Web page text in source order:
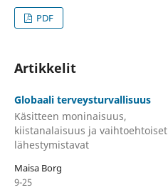
PDF
Artikkelit
Globaali terveysturvallisuus
Käsitteen moninaisuus,
kiistanalaisuus ja vaihtoehtoiset
lähestymistavat
Maisa Borg
9-25